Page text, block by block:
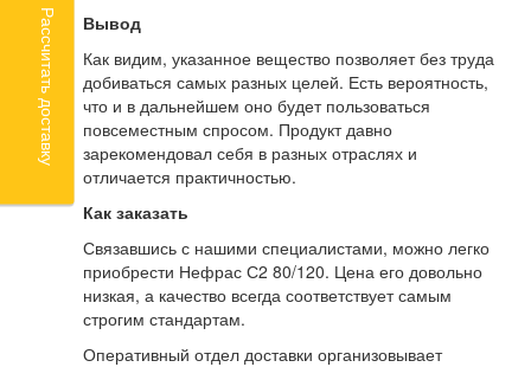
Вывод
Как видим, указанное вещество позволяет без труда
добиваться самых разных целей. Есть вероятность,
что и в дальнейшем оно будет пользоваться
повсеместным спросом. Продукт давно
зарекомендовал себя в разных отраслях и
отличается практичностью.
Как заказать
Связавшись с нашими специалистами, можно легко
приобрести Нефрас С2 80/120. Цена его довольно
низкая, а качество всегда соответствует самым
строгим стандартам.
Оперативный отдел доставки организовывает
Рассчитать доставку